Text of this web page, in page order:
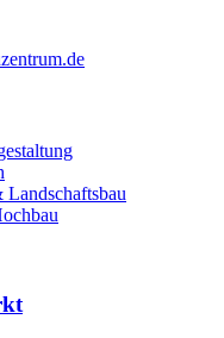
Landschaftsbau